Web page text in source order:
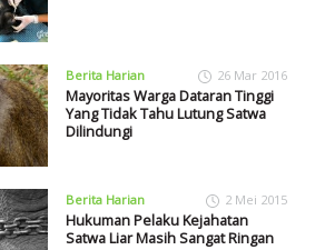
Berita Harian 26 Mar 2016
Mayoritas Warga Dataran Tinggi
Yang Tidak Tahu Lutung Satwa
Dilindungi
Berita Harian 2 Mei 2015
Hukuman Pelaku Kejahatan
Satwa Liar Masih Sangat Ringan